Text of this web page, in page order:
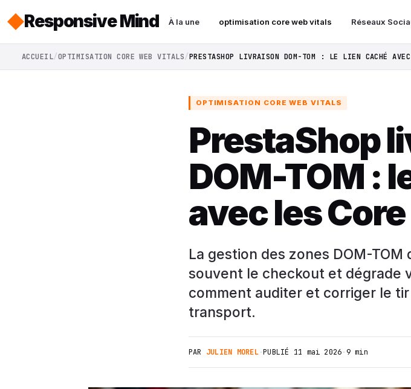
Responsive Mind À la une optimisation core web vitals Réseaux
ACCUEIL OPTIMISATION CORE WEB VITALS PRESTASHOP LIVRAISON DOM-TOM : LE LIEN CACHÉ
OPTIMISATION CORE WEB VITALS
PrestaShop
DOM-TOM :
avec les
La gestion des zones DOM-
souvent le checkout et dégrade
comment auditer et corriger le
transport.
PAR JULIEN MOREL·PUBLIÉ 11 mai 2026· 9 min